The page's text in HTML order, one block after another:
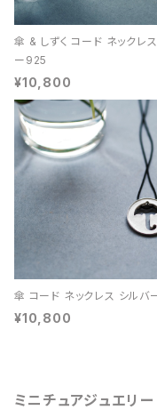
傘 & しずく コード ネックレ
ー925
¥10,800
傘 コード ネックレス シルバ
¥10,800
ミニチュアジュエリー